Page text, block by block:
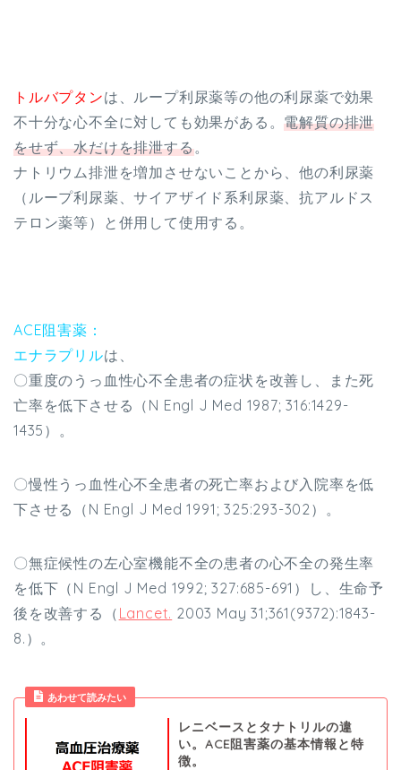
トルバプタンは、ループ利尿薬等の他の利尿薬で効果
不十分な心不全に対しても効果がある。電解質の排泄
をせず、水だけを排泄する。
ナトリウム排泄を増加させないことから、他の利尿薬
（ループ利尿薬、サイアザイド系利尿薬、抗アルドス
テロン薬等）と併用して使用する。
ACE阻害薬：
エナラプリルは、
〇重度のうっ血性心不全患者の症状を改善し、また死
亡率を低下させる（N Engl J Med 1987; 316:1429-
1435）。
〇慢性うっ血性心不全患者の死亡率および入院率を低
下させる（N Engl J Med 1991; 325:293-302）。
〇無症候性の左心室機能不全の患者の心不全の発生率
を低下（N Engl J Med 1992; 327:685-691）し、生命予
後を改善する（ Lancet. 2003 May 31;361(9372):1843-
8.）。
あわせて読みたい
レニベースとタナトリルの違
い。ACE阻害薬の基本情報と特
徴。